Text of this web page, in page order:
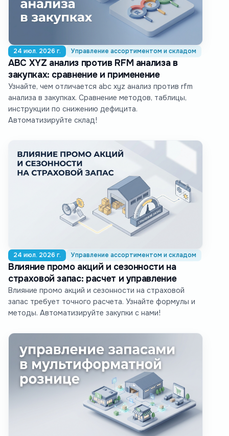
24 июл. 2026 г. Управление ассортиментом и складом
ABC XYZ анализ против RFM анализа в
закупках: сравнение и применение
Узнайте, чем отличается abc xyz анализ против rfm
анализа в закупках. Сравнение методов, таблицы,
инструкции по снижению дефицита.
Автоматизируйте склад!
24 июл. 2026 г. Управление ассортиментом и складом
Влияние промо акций и сезонности на
страховой запас: расчет и управление
Влияние промо акций и сезонности на страховой
запас требует точного расчета. Узнайте формулы и
методы. Автоматизируйте закупки с нами!